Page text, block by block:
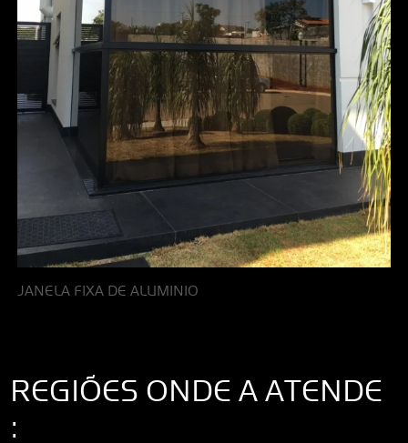
JANELA FIXA DE ALUMINIO
REGIÕES ONDE A ATENDE
: